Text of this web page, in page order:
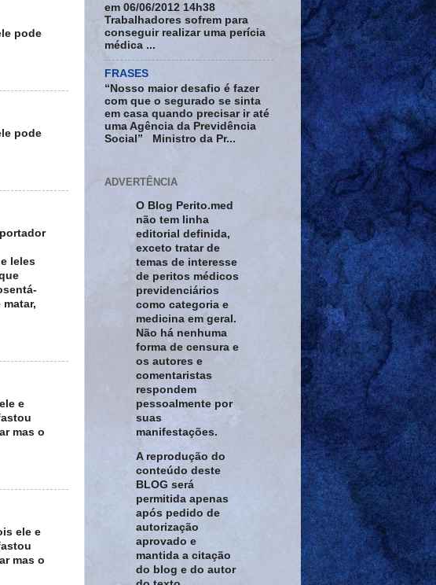
pode
pode
leles
e
mas o
ele e
mas o
em 06/06/2012 14h38
Trabalhadores sofrem para
conseguir realizar uma perícia
médica ...
FRASES
“Nosso maior desafio é fazer
com que o segurado se sinta
em casa quando precisar ir até
uma Agência da Previdência
Social” Ministro da Pr...
ADVERTÊNCIA
O Blog Perito.med
não tem linha
editorial definida,
exceto tratar de
temas de interesse
de peritos médicos
previdenciários
como categoria e
medicina em geral.
Não há nenhuma
forma de censura e
os autores e
comentaristas
respondem
pessoalmente por
suas
manifestações.
A reprodução do
conteúdo deste
BLOG será
permitida apenas
após pedido de
autorização
aprovado e
mantida a citação
do blog e do autor